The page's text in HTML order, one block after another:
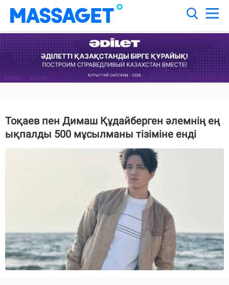
Тоқаев пен Димаш Құдайберген әлемнің ең
ықпалды 500 мұсылманы тізіміне енді